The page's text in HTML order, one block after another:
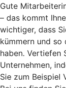
Gute
– das kommt
wichtiger, dass
kümmern und so
haben. Vertiefen
Unternehmen,
Sie zum Beispiel